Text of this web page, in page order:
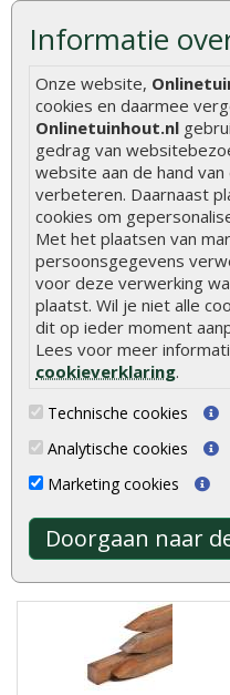
Informatie
Onze website,
cookies en daarmee
Onlinetuinhout.nl
gedrag van
website aan de hand
verbeteren. Daarnaast
cookies om
Met het plaatsen van
persoonsgegevens
voor deze verwerking
plaatst. Wil je niet alle
dit op ieder moment
Lees voor meer
cookieverklaring.
Technische cookies
Analytische cookies
Marketing cookies
Doorgaan naar
Er zijn geen
Geef beoordeling
Aanbevolen
Asfaltnagels verzonken 3
x 15 mm (per zak)
Asfaltnagels kunt u gebruiken
voor het vastzetten van
daklee..
€ 2,10